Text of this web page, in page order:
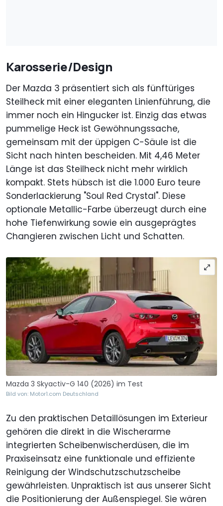
Karosserie/Design
Der Mazda 3 präsentiert sich als fünftüriges
Steilheck mit einer eleganten Linienführung, die
immer noch ein Hingucker ist. Einzig das etwas
pummelige Heck ist Gewöhnungssache,
gemeinsam mit der üppigen C-Säule ist die
Sicht nach hinten bescheiden. Mit 4,46 Meter
Länge ist das Steilheck nicht mehr wirklich
kompakt. Stets hübsch ist die 1.000 Euro teure
Sonderlackierung "Soul Red Crystal". Diese
optionale Metallic-Farbe überzeugt durch eine
hohe Tiefenwirkung sowie ein ausgeprägtes
Changieren zwischen Licht und Schatten.
Mazda 3 Skyactiv-G 140 (2026) im Test
Bild von: Motor1.com Deutschland
Zu den praktischen Detaillösungen im Exterieur
gehören die direkt in die Wischerarme
integrierten Scheibenwischerdüsen, die im
Praxiseinsatz eine funktionale und effiziente
Reinigung der Windschutzschutzscheibe
gewährleisten. Unpraktisch ist aus unserer Sicht
die Positionierung der Außenspiegel. Sie wären